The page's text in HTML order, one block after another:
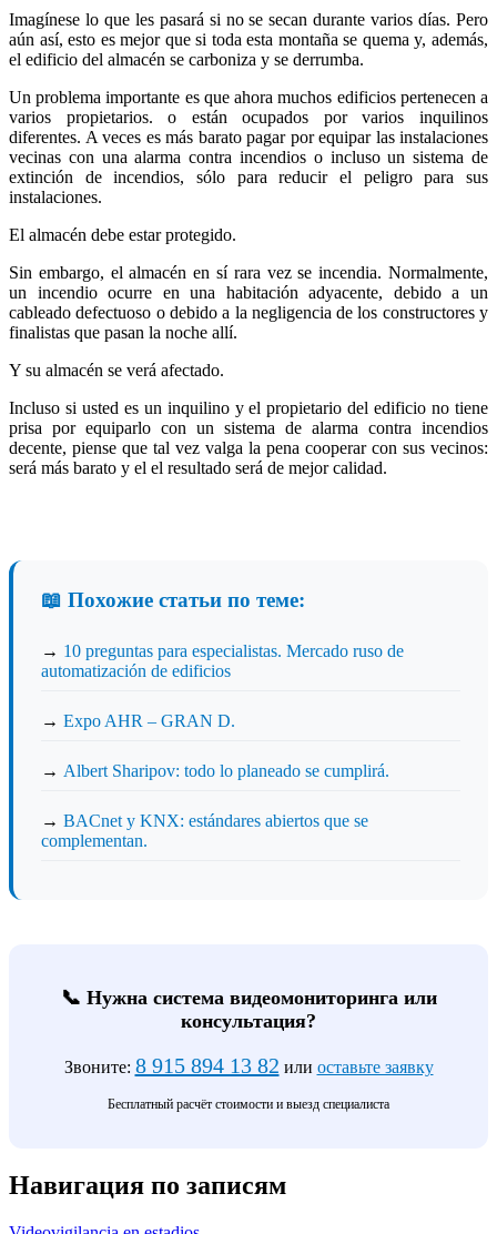
Imagínese lo que les pasará si no se secan durante varios días. Pero
aún así, esto es mejor que si toda esta montaña se quema y, además,
el edificio del almacén se carboniza y se derrumba.
Un problema importante es que ahora muchos edificios pertenecen a
varios propietarios. o están ocupados por varios inquilinos
diferentes. A veces es más barato pagar por equipar las instalaciones
vecinas con una alarma contra incendios o incluso un sistema de
extinción de incendios, sólo para reducir el peligro para sus
instalaciones.
El almacén debe estar protegido.
Sin embargo, el almacén en sí rara vez se incendia. Normalmente,
un incendio ocurre en una habitación adyacente, debido a un
cableado defectuoso o debido a la negligencia de los constructores y
finalistas que pasan la noche allí.
Y su almacén se verá afectado.
Incluso si usted es un inquilino y el propietario del edificio no tiene
prisa por equiparlo con un sistema de alarma contra incendios
decente, piense que tal vez valga la pena cooperar con sus vecinos:
será más barato y el el resultado será de mejor calidad.
📖 Похожие статьи по теме:
→ 10 preguntas para especialistas. Mercado ruso de
automatización de edificios
→ Expo AHR – GRAN D.
→ Albert Sharipov: todo lo planeado se cumplirá.
→ BACnet y KNX: estándares abiertos que se
complementan.
📞 Нужна система видеомониторинга или
консультация?
Звоните: 8 915 894 13 82 или оставьте заявку
Бесплатный расчёт стоимости и выезд специалиста
Навигация по записям